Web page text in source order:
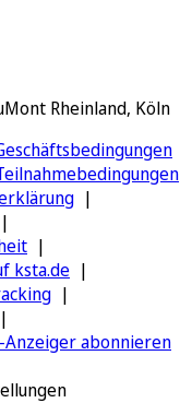
Rheinland, Köln
ksta.de
Anzeiger abonnieren